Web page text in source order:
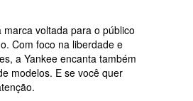
marca voltada para o público
Com foco na liberdade e
a Yankee encanta também
modelos. E se você quer